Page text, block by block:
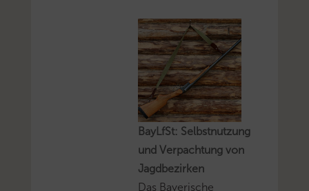
BayLfSt: Selbstnutzung
und Verpachtung von
Jagdbezirken
Das Bayerische